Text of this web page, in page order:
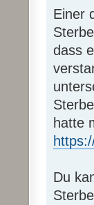
Einer
dass
hatte
Du